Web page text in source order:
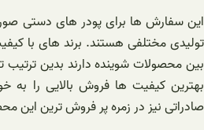
این سفارش ها برای پودر های دستی
تولیدی مختلفی هستند. برند های با
بین محصولات شوینده دارند بدین ترتیب
بهترین کیفیت ها فروش بالایی را
صادراتی نیز در زمره پر فروش ترین این